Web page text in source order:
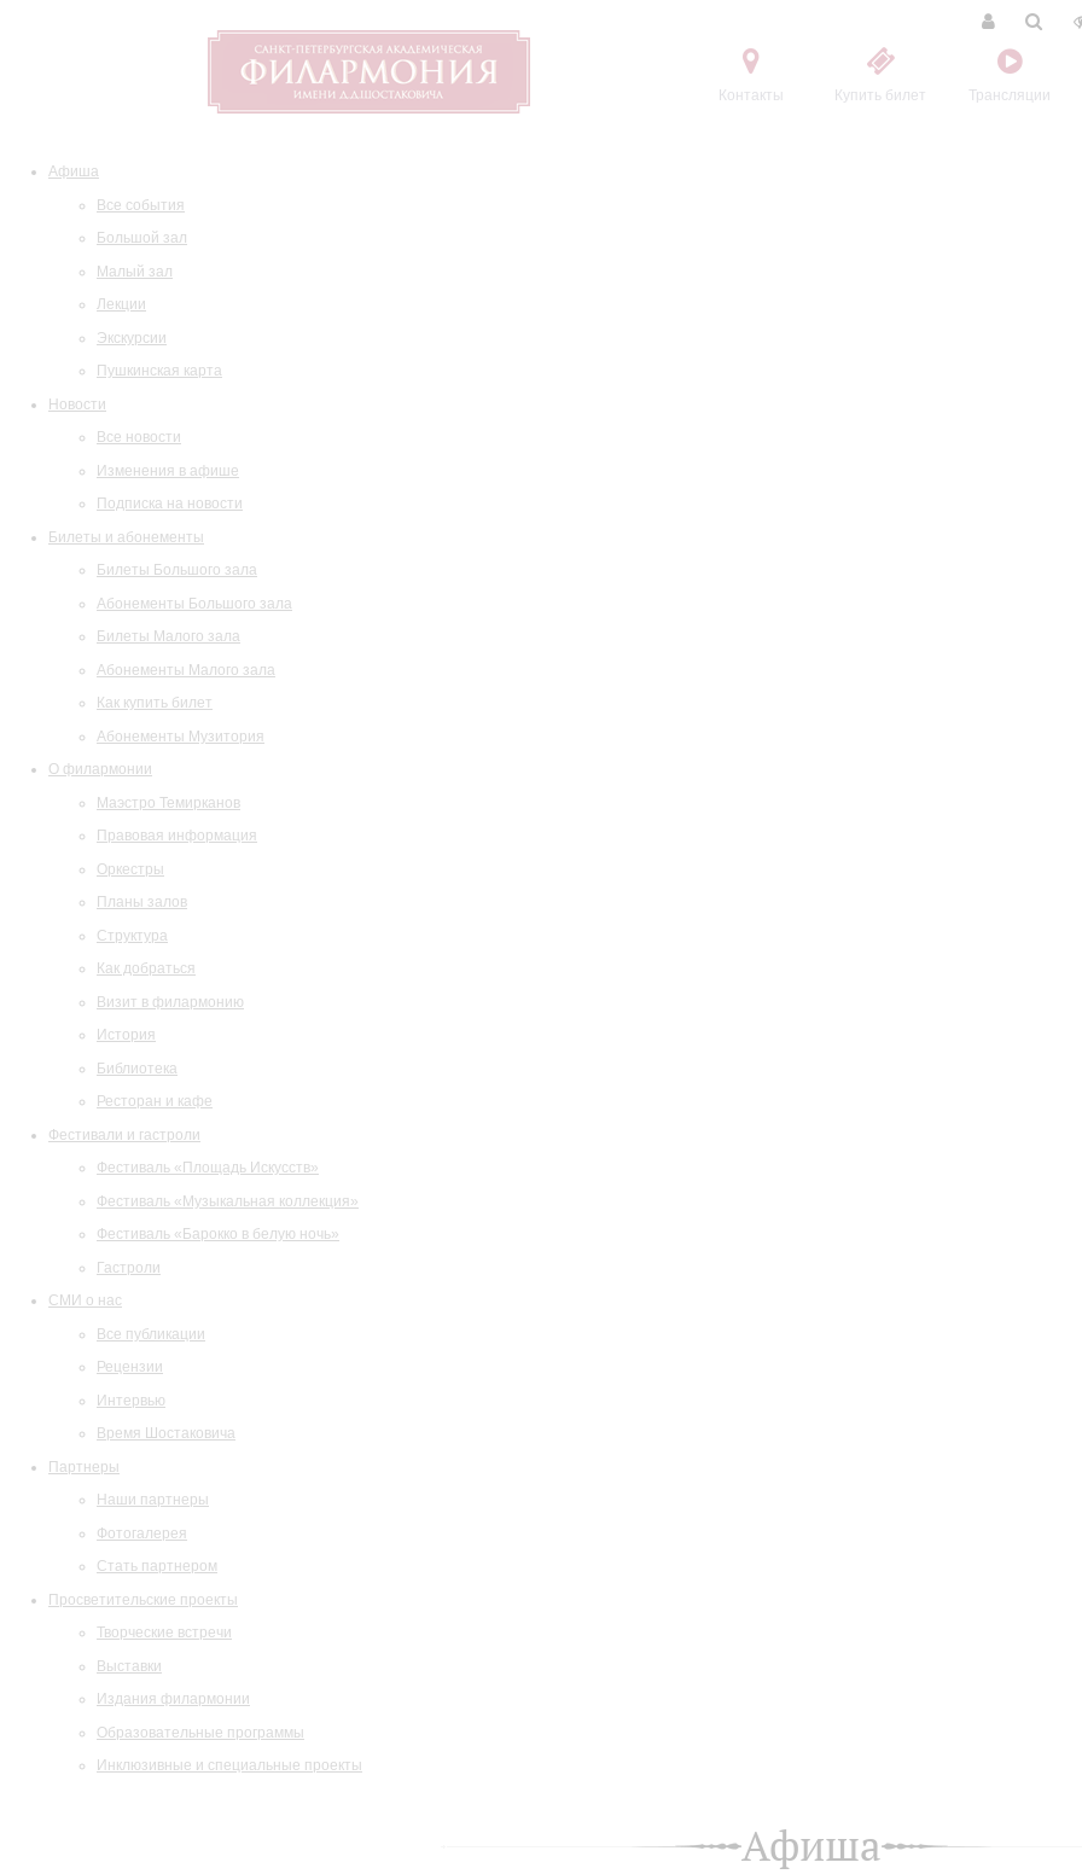
Контакты Купить билет Трансляции
Афиша
Все события
Большой зал
Малый зал
Лекции
Экскурсии
Пушкинская карта
Новости
Все новости
Изменения в афише
Подписка на новости
Билеты и абонементы
Билеты Большого зала
Абонементы Большого зала
Билеты Малого зала
Абонементы Малого зала
Как купить билет
Абонементы Музитория
О филармонии
Маэстро Темирканов
Правовая информация
Оркестры
Планы залов
Структура
Как добраться
Визит в филармонию
История
Библиотека
Ресторан и кафе
Фестивали и гастроли
Фестиваль «Площадь Искусств»
Фестиваль «Музыкальная коллекция»
Фестиваль «Барокко в белую ночь»
Гастроли
СМИ о нас
Все публикации
Рецензии
Интервью
Время Шостаковича
Партнеры
Наши партнеры
Фотогалерея
Стать партнером
Просветительские проекты
Творческие встречи
Выставки
Издания филармонии
Образовательные программы
Инклюзивные и специальные проекты
Афиша